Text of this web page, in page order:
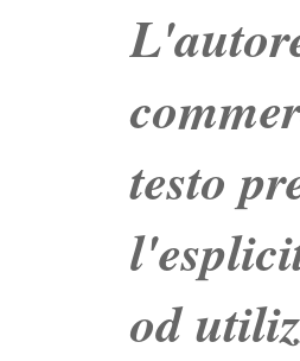
testo
od